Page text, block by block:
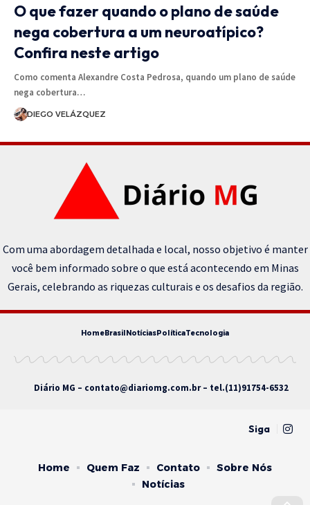
O que fazer quando o plano de saúde
nega cobertura a um neuroatípico?
Confira neste artigo
Como comenta Alexandre Costa Pedrosa, quando um plano de saúde
nega cobertura…
DIEGO VELÁZQUEZ
Com uma abordagem detalhada e local, nosso objetivo é manter
você bem informado sobre o que está acontecendo em Minas
Gerais, celebrando as riquezas culturais e os desafios da região.
HomeBrasilNotíciasPolíticaTecnologia
Diário MG – contato@diariomg.com.br– tel.(11)91754-6532
Siga
Home Quem Faz Contato
Sobre Nós
Notícias